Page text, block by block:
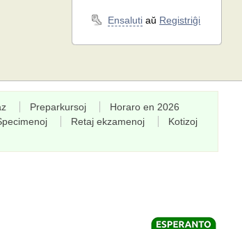
Ensaluti aŭ Registriĝi
Preparkursoj
Horaro en 2026
Retaj ekzamenoj
Kotizoj